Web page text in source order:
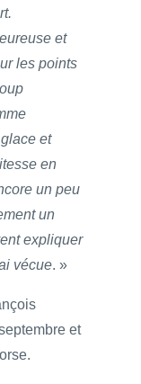
et
les points
et
en
un peu
un
expliquer
vécue. »
et